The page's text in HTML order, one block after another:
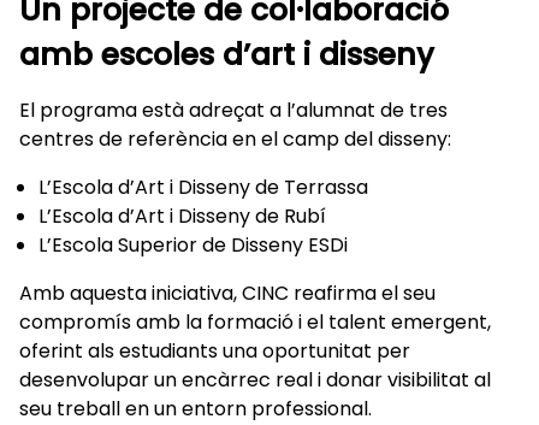
Un projecte de col·laboració
amb escoles d’art i disseny
El programa està adreçat a l’alumnat de tres
centres de referència en el camp del disseny:
L’Escola d’Art i Disseny de Terrassa
L’Escola d’Art i Disseny de Rubí
L’Escola Superior de Disseny ESDi
Amb aquesta iniciativa, CINC reafirma el seu
compromís amb la formació i el talent emergent,
oferint als estudiants una oportunitat per
desenvolupar un encàrrec real i donar visibilitat al
seu treball en un entorn professional.